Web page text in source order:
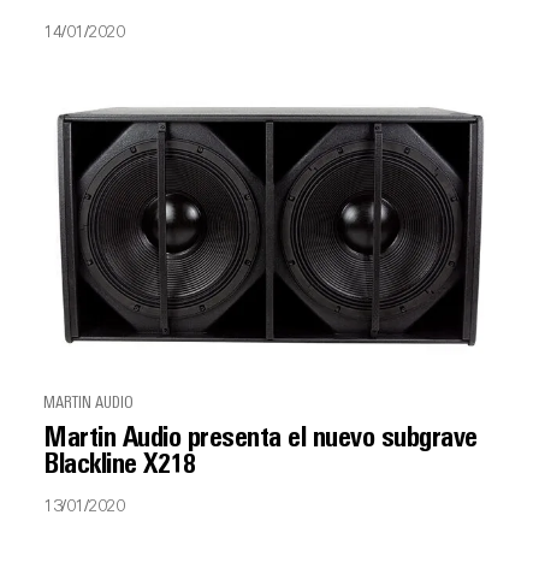
14/01/2020
MARTIN AUDIO
Martin Audio presenta el nuevo subgrave
Blackline X218
13/01/2020